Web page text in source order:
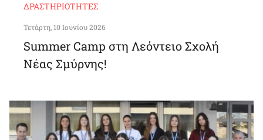
ΔΡΑΣΤΗΡΙΌΤΗΤΕΣ
Τετάρτη, 10 Ιουνίου 2026
Summer Camp στη Λεόντειο Σχολή
Νέας Σμύρνης!